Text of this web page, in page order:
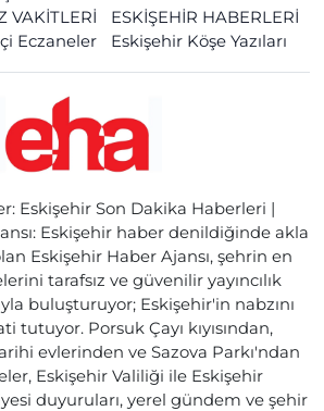
VAKİTLERİ
ESKİŞEHİR HABERLERİ
Eczaneler
Eskişehir Köşe Yazıları
Eskişehir Son Dakika Haberleri |
Eskişehir haber denildiğinde akla
Eskişehir Haber Ajansı, şehrin en
tarafsız ve güvenilir yayıncılık
buluşturuyor; Eskişehir'in nabzını
tutuyor. Porsuk Çayı kıyısından,
evlerinden ve Sazova Parkı'ndan
Eskişehir Valiliği ile Eskişehir
duyuruları, yerel gündem ve şehir